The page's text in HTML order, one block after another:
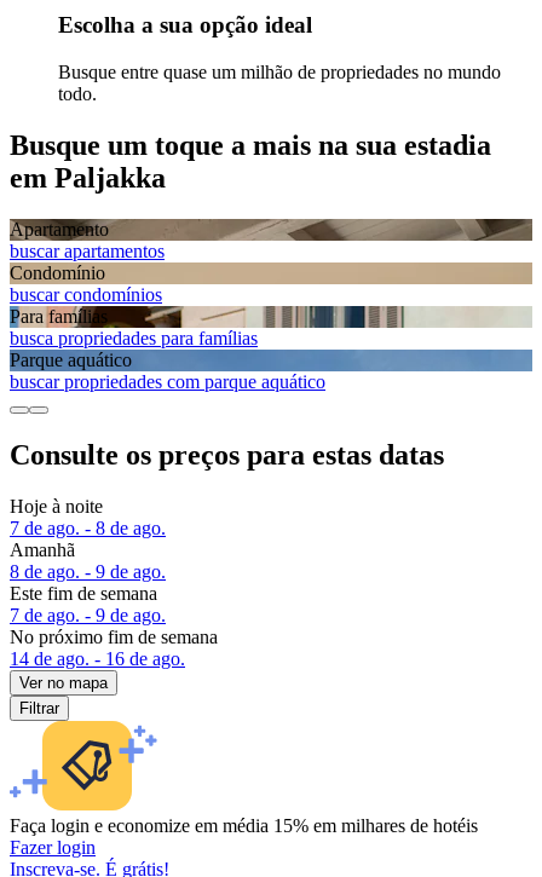
Escolha a sua opção ideal
Busque entre quase um milhão de propriedades no mundo
todo.
Busque um toque a mais na sua estadia
em Paljakka
Apart­amento
buscar apartamentos
Condomínio
buscar condomínios
Para famílias
busca propriedades para famílias
Parque aquático
buscar propriedades com parque aquático
Consulte os preços para estas datas
Hoje à noite
7 de ago. - 8 de ago.
Amanhã
8 de ago. - 9 de ago.
Este fim de semana
7 de ago. - 9 de ago.
No próximo fim de semana
14 de ago. - 16 de ago.
Ver no mapa
Filtrar
Faça login e economize em média 15% em milhares de hotéis
Fazer login
Inscreva-se. É grátis!